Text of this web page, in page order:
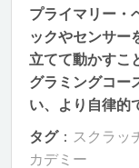
プライマリー・
ックやセンサー
立てて動かすこ
グラミングコー
い、より自律的
タグ： スクラッ
カデミー